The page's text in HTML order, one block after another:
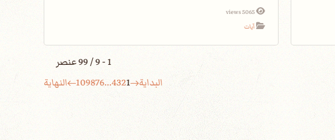
5065 views
آيات
1 - 9 / 99 عنصر
البداية
1
2
3
4
...
6
7
8
9
10 النهاية